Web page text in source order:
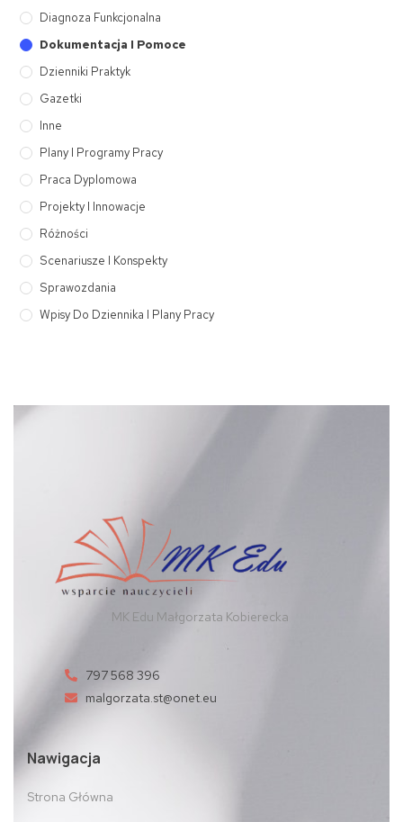
Diagnoza Funkcjonalna
Dokumentacja I Pomoce
Dzienniki Praktyk
Gazetki
Inne
Plany I Programy Pracy
Praca Dyplomowa
Projekty I Innowacje
Różności
Scenariusze I Konspekty
Sprawozdania
Wpisy Do Dziennika I Plany Pracy
MK Edu Małgorzata Kobierecka
797 568 396
malgorzata.st@onet.eu
Nawigacja
Strona Główna